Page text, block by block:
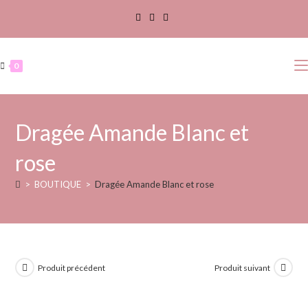
0
Dragée Amande Blanc et
rose
> BOUTIQUE > Dragée Amande Blanc et rose
Produit précédent Produit suivant